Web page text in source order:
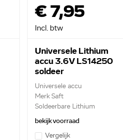
€ 7,95
Incl. btw
Universele Lithium
accu 3.6V LS14250
soldeer
Universele accu
Merk Saft
Soldeerbare Lithium
Thionylchlor...
bekijk voorraad
Vergelijk